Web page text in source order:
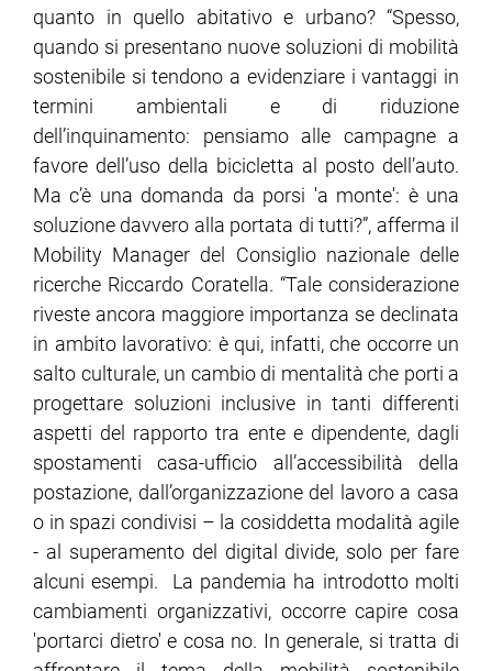
quanto in quello abitativo e urbano? “Spesso,
quando si presentano nuove soluzioni di mobilità
sostenibile si tendono a evidenziare i vantaggi in
termini ambientali e di riduzione
dell’inquinamento: pensiamo alle campagne a
favore dell’uso della bicicletta al posto dell’auto.
Ma c’è una domanda da porsi 'a monte': è una
soluzione davvero alla portata di tutti?”, afferma il
Mobility Manager del Consiglio nazionale delle
ricerche Riccardo Coratella. “Tale considerazione
riveste ancora maggiore importanza se declinata
in ambito lavorativo: è qui, infatti, che occorre un
salto culturale, un cambio di mentalità che porti a
progettare soluzioni inclusive in tanti differenti
aspetti del rapporto tra ente e dipendente, dagli
spostamenti casa-ufficio all’accessibilità della
postazione, dall’organizzazione del lavoro a casa
o in spazi condivisi – la cosiddetta modalità agile
- al superamento del digital divide, solo per fare
alcuni esempi. La pandemia ha introdotto molti
cambiamenti organizzativi, occorre capire cosa
'portarci dietro' e cosa no. In generale, si tratta di